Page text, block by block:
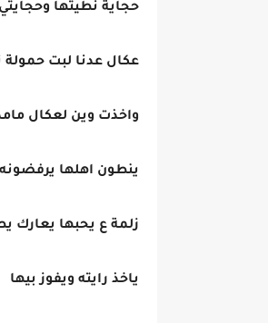
حجاية نطيتها وحجايتي
عكال عدنا لبت حمولة
واخذت وين لعكال
ينطون اهلها
زلمة ع يحبها يعارك
ياخذ رايته ويفوز بيها